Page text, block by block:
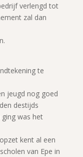
verlengd tot
zal dan
te
jeugd nog goed
destijds
was het
kent al een
van Epe in